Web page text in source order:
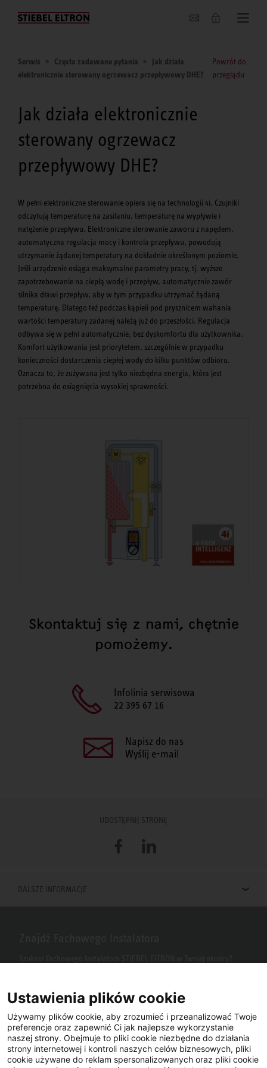
O nas
Serwis Często zadawane pytania
Jak działa
elektronicznie sterowany ogrzewacz przepływowy DHE?
Powrót do
przeglądu
Jak działa elektronicznie
sterowany ogrzewacz
przepływowy DHE?
W pełni elektroniczne sterowanie opiera się na technologii 4i. Czujniki
odczytują temperaturę na zasilaniu, temperaturę na wypływie i
natężenie przepływu. Elektroniczne sterowanie zaworu z napędem,
automatyczna regulacja mocy i kontrola przepływu, powodują
utrzymanie żądanej temperatury na dokładnie określonym poziomie.
Jeśli urządzenie osiąga maksymalne parametry pracy, tj. wyższe
zapotrzebowanie na ciepłą wodę i przepływ, automatycznie zawór
silnika dławi przepływ, aby w tym przypadku utrzymać żądaną
temperaturę. Dlatego też podczas kąpieli pod prysznicem wahania
wartości temperatury zadanej należą już do przeszłości. Regulacja
odbywa się w pełni automatycznie, bez dyskomfortu dla użytkownika.
Komfort użytkowania jest priorytetem, szczególnie w przypadku
konieczności dostarczenia ciepłej wody do kilku punktów odbioru.
Oznacza to, że zużywana jest tylko niezbędna energia, która jest
potrzebna do osiągnięcia wysokiej sprawności.
Skontaktuj się z nami, chętnie
pomożemy.
Infolinia serwisowa
22 395 67 16
Napisz do nas
Wyślij e-mail
UDOSTĘPNIJ STRONĘ
FacebookLinkedIn
DALSZE INFORMACJE
Ustawienia plików cookie
Używamy plików cookie, aby zrozumieć i przeanalizować Twoje
preferencje oraz zapewnić Ci jak najlepsze wykorzystanie
naszej strony. Obejmuje to pliki cookie niezbędne do działania
strony internetowej i kontroli naszych celów biznesowych, pliki
cookie używane do reklam spersonalizowanych oraz pliki cookie